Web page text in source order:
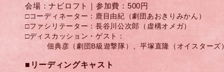
​会場：ナビロフト｜参加費：500円
□コーディネーター：鹿目由紀（劇団あおきりみかん）
□ファシリテーター：長谷川公次郎（虚構オメガ）
□ディスカッション・ゲスト：
佃典彦（劇団B級遊撃隊）、​平塚直隆（オイスターズ
​■リーディングキャスト